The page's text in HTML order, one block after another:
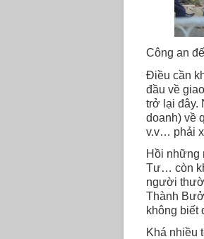
Công an
Điều cần
đầu về
trở lại đây.
doanh) về
v.v… phải
Hồi những
Tư… còn
người
Thành
không biết
Khá nhiều